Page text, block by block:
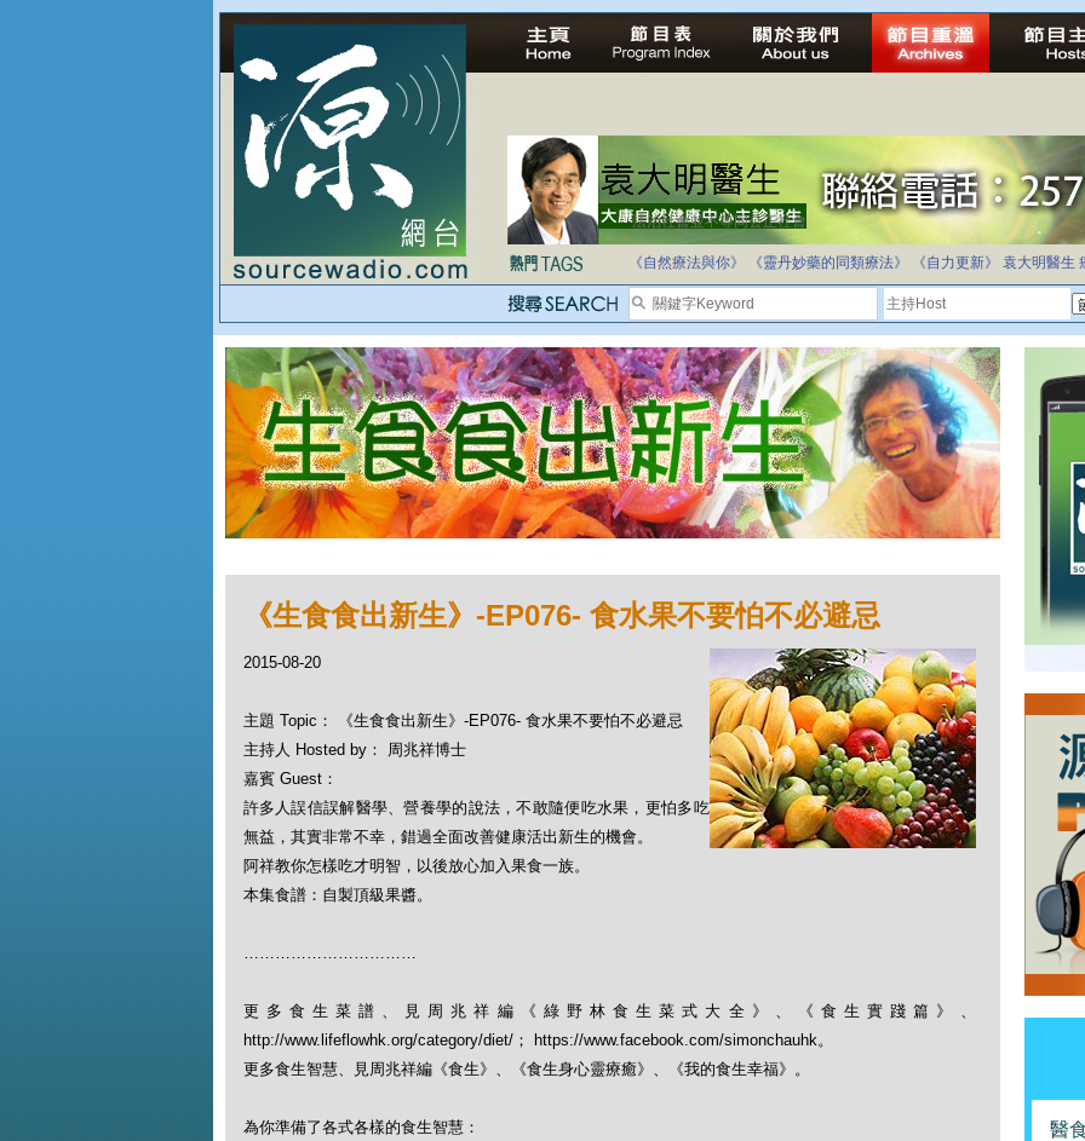
法治社會並不等同公正社會
自家教育合法化-推動多元化教育，全民學卷制
《自然療法與你》
《靈丹妙藥的同類療法》 《自力更新》 袁大明醫生
《生食食出新生》-EP076- 食水果不要怕不必避忌
2015-08-20
主題 Topic： 《生食食出新生》-EP076- 食水果不要怕不必避忌
主持人 Hosted by： 周兆祥博士
嘉賓 Guest：
許多人誤信誤解醫學、營養學的說法，不敢隨便吃水果，更怕多吃
無益，其實非常不幸，錯過全面改善健康活出新生的機會。
阿祥教你怎樣吃才明智，以後放心加入果食一族。
本集食譜：自製頂級果醬。
……………………………
更多食生菜譜、見周兆祥編《綠野林食生菜式大全》、《食生實踐篇》、
http://www.lifeflowhk.org/category/diet/； https://www.facebook.com/simonchauhk。
更多食生智慧、見周兆祥編《食生》、《食生身心靈療癒》、《我的食生幸福》。
為你準備了各式各樣的食生智慧：
醫